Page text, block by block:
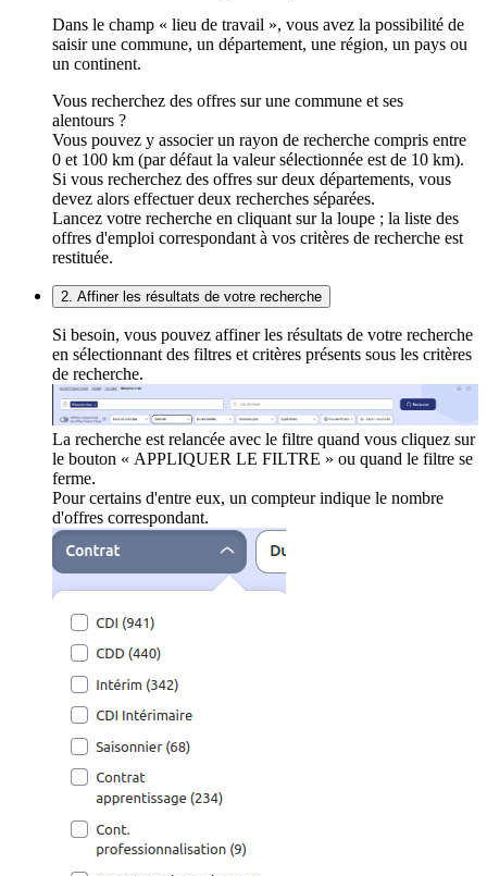
Dans le champ « lieu de travail », vous avez la possibilité de
saisir une commune, un département, une région, un pays ou
un continent.
Vous recherchez des offres sur une commune et ses
alentours ?
Vous pouvez y associer un rayon de recherche compris entre
0 et 100 km (par défaut la valeur sélectionnée est de 10 km).
Si vous recherchez des offres sur deux départements, vous
devez alors effectuer deux recherches séparées.
Lancez votre recherche en cliquant sur la loupe ; la liste des
offres d'emploi correspondant à vos critères de recherche est
restituée.
2. Affiner les résultats de votre recherche
Si besoin, vous pouvez affiner les résultats de votre recherche
en sélectionnant des filtres et critères présents sous les critères
de recherche.
La recherche est relancée avec le filtre quand vous cliquez sur
le bouton « APPLIQUER LE FILTRE » ou quand le filtre se
ferme.
Pour certains d'entre eux, un compteur indique le nombre
d'offres correspondant.